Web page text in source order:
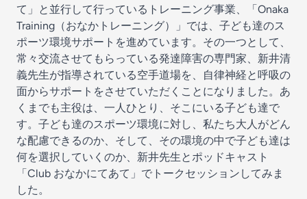
て」と並行して行っているトレーニング事業、「Onaka
Training（おなかトレーニング）」では、子ども達のス
ポーツ環境サポートを進めています。その一つとして、
常々交流させてもらっている発達障害の専門家、新井清
義先生が指導されている空手道場を、自律神経と呼吸の
面からサポートをさせていただくことになりました。あ
くまでも主役は、一人ひとり、そこにいる子ども達で
す。子ども達のスポーツ環境に対し、私たち大人がどん
な配慮できるのか、そして、その環境の中で子ども達は
何を選択していくのか、新井先生とポッドキャスト
「Club おなかにてあて」でトークセッションしてみま
した。